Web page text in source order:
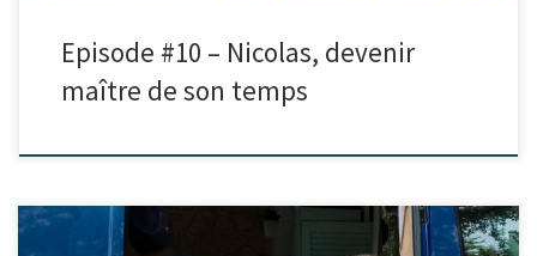
Episode #10 – Nicolas, devenir
maître de son temps